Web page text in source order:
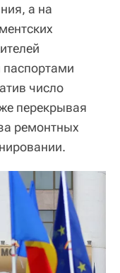
а на
число
перекрывая
ремонтных